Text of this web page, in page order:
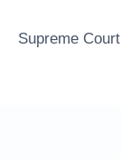
Supreme Court